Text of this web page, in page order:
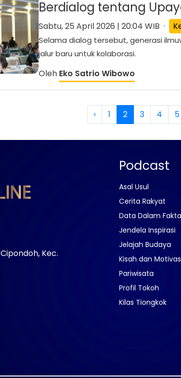
Berdialog tentang
Sabtu, 25 April 2026 | 20:04 WIB ·
Selama dialog tersebut, generasi
jalur baru untuk kolaborasi.
Oleh Eko Satrio Wibowo
‹ 1 2 3 4 5
Cipondoh, Kec.
Podcast
Asal Usul
Cerita Rakyat
Data Dalam Fakta
Jendela Inspirasi
Jelajah Budaya
Kisah dan
Pariwisata
Profil Tokoh
Kilas Tiongkok